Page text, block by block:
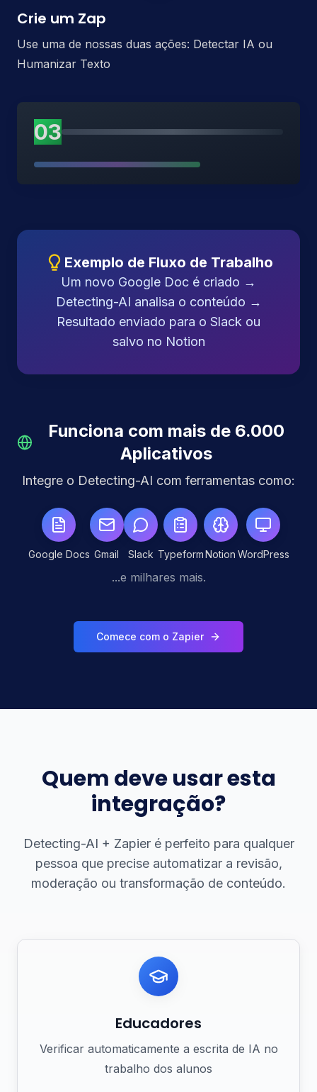
Crie um Zap
Use uma de nossas duas ações: Detectar IA ou
Humanizar Texto
03
Exemplo de Fluxo de Trabalho
Um novo Google Doc é criado →
Detecting-AI analisa o conteúdo →
Resultado enviado para o Slack ou
salvo no Notion
Funciona com mais de 6.000
Aplicativos
Integre o Detecting-AI com ferramentas como:
Google Docs Gmail Slack TypeformNotion WordPress
...e milhares mais.
Comece com o Zapier
Quem deve usar esta
integração?
Detecting-AI + Zapier é perfeito para qualquer
pessoa que precise automatizar a revisão,
moderação ou transformação de conteúdo.
Educadores
Verificar automaticamente a escrita de IA no
trabalho dos alunos